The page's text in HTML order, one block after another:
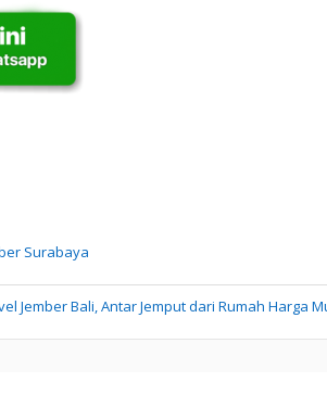
Surabaya
Jember Bali, Antar Jemput dari Rumah Harga